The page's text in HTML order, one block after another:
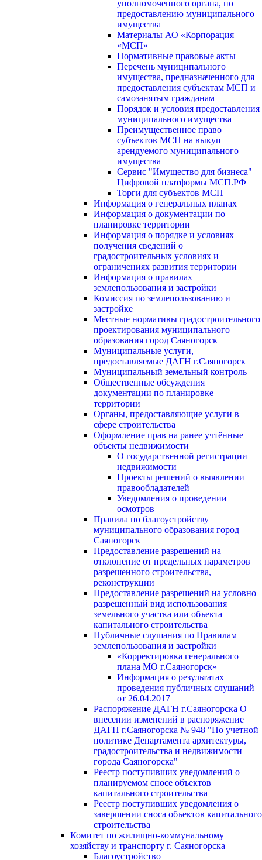
уполномоченного органа, по
предоставлению муниципального
имущества
Материалы АО «Корпорация
«МСП»
Нормативные правовые акты
Перечень муниципального
имущества, предназначенного для
предоставления субъектам МСП и
самозанятым гражданам
Порядок и условия предоставления
муниципального имущества
Преимущественное право
субъектов МСП на выкуп
арендуемого муниципального
имущества
Сервис "Имущество для бизнеса"
Цифровой платформы МСП.РФ
Торги для субъектов МСП
Информация о генеральных планах
Информация о документации по
планировке территории
Информация о порядке и условиях
получения сведений о
градостроительных условиях и
ограничениях развития территории
Информация о правилах
землепользования и застройки
Комиссия по землепользованию и
застройке
Местные нормативы градостроительного
проектирования муниципального
образования город Саяногорск
Муниципальные услуги,
предоставляемые ДАГН г.Саяногорск
Муниципальный земельный контроль
Общественные обсуждения
документации по планировке
территории
Органы, предоставляющие услуги в
сфере строительства
Оформление прав на ранее учтённые
объекты недвижимости
О государственной регистрации
недвижимости
Проекты решений о выявлении
правообладателей
Уведомления о проведении
осмотров
Правила по благоустройству
муниципального образования город
Саяногорск
Предоставление разрешений на
отклонение от предельных параметров
разрешенного строительства,
реконструкции
Предоставление разрешений на условно
разрешенный вид использования
земельного участка или объекта
капитального строительства
Публичные слушания по Правилам
землепользования и застройки
«Корректировка генерального
плана МО г.Саяногорск»
Информация о результатах
проведения публичных слушаний
от 26.04.2017
Распоряжение ДАГН г.Саяногорска О
внесении изменений в распоряжение
ДАГН г.Саяногорска № 948 "По учетной
политике Департамента архитектуры,
градостроительства и недвижимости
города Саяногорска"
Реестр поступивших уведомлений о
планируемом сносе объектов
капитального строительства
Реестр поступивших уведомления о
завершении сноса объектов капитального
строительства
Комитет по жилищно-коммунальному
хозяйству и транспорту г. Саяногорска
Благоустройство